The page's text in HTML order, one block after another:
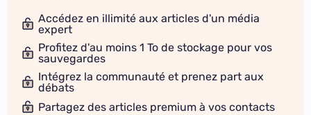
Accédez en illimité aux articles d'un média
expert
Profitez d'au moins 1 To de stockage pour vos
sauvegardes
Intégrez la communauté et prenez part aux
débats
Partagez des articles premium à vos contacts